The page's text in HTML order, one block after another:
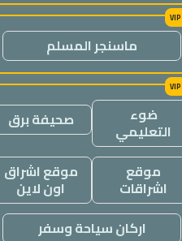
ماسنجر المسلم
ضوء
التعليمي صحيفة برق
موقع
اشراقات
موقع اشراق
اون لاين
اركان سياحة وسفر